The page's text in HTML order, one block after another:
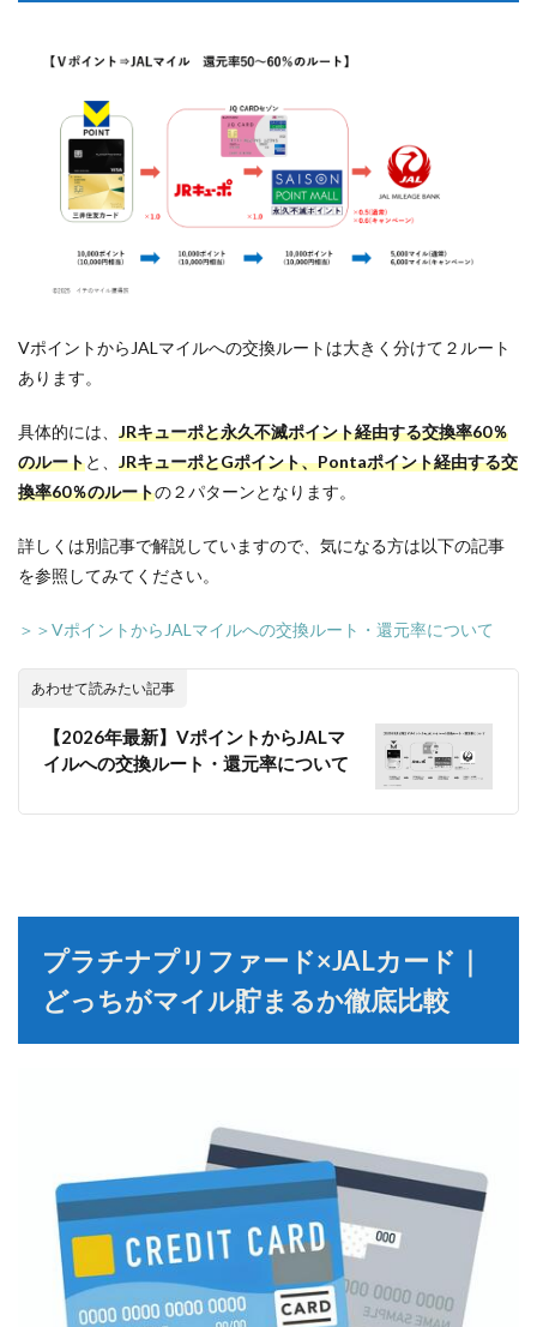
VポイントからJALマイルへの交換ルートは大きく分けて２ルート
あります。
具体的には、 JRキューポと永久不滅ポイント経由する交換率60％
のルートと、 JRキューポとGポイント、Pontaポイント経由する交
換率60％のルートの２パターンとなります。
詳しくは別記事で解説していますので、気になる方は以下の記事
を参照してみてください。
＞＞VポイントからJALマイルへの交換ルート・還元率について
あわせて読みたい記事
【2026年最新】VポイントからJALマ
イルへの交換ルート・還元率について
プラチナプリファード×JALカード｜
どっちがマイル貯まるか徹底比較